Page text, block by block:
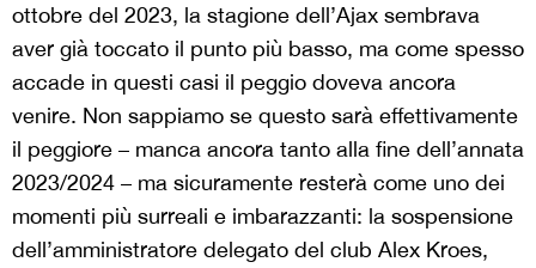
ottobre del 2023, la stagione dell’Ajax sembrava
aver già toccato il punto più basso, ma come spesso
accade in questi casi il peggio doveva ancora
venire. Non sappiamo se questo sarà effettivamente
il peggiore – manca ancora tanto alla fine dell’annata
2023/2024 – ma sicuramente resterà come uno dei
momenti più surreali e imbarazzanti: la sospensione
dell’amministratore delegato del club Alex Kroes,